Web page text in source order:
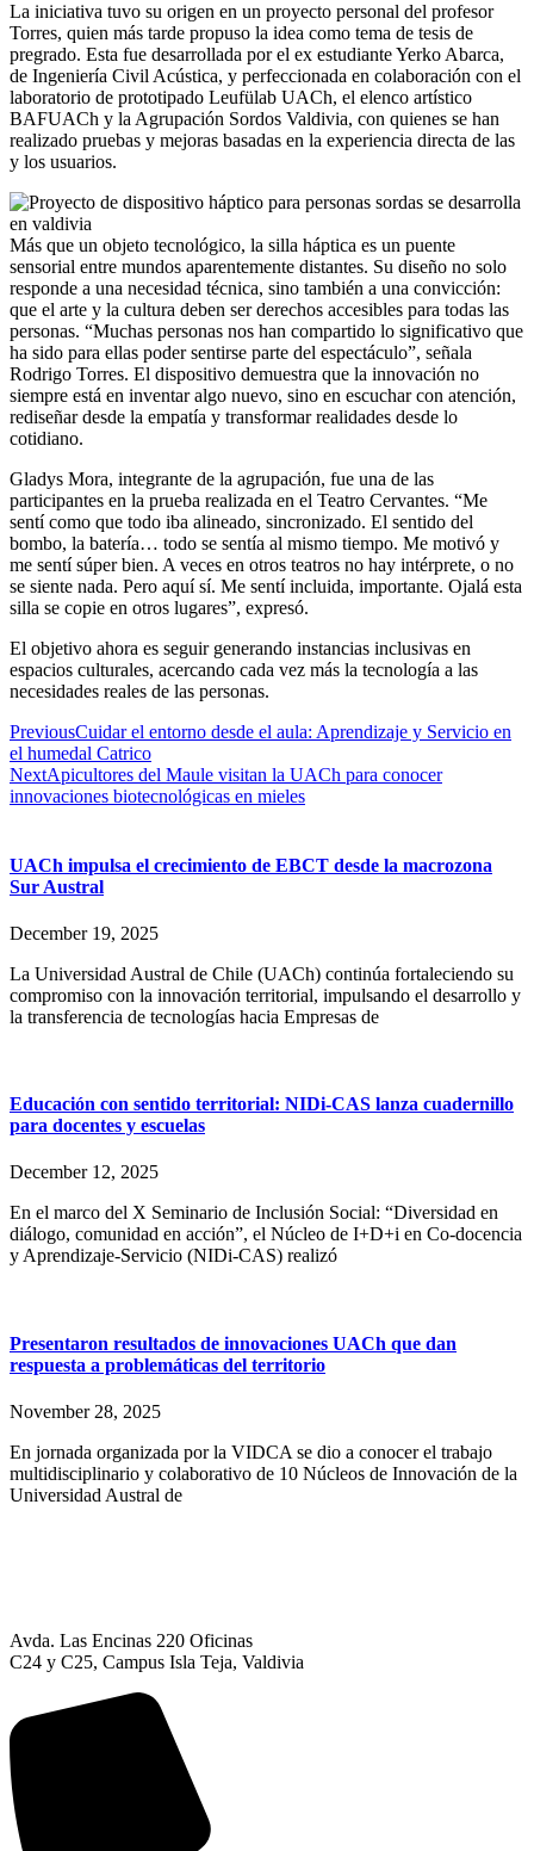
La iniciativa tuvo su origen en un proyecto personal del profesor
Torres, quien más tarde propuso la idea como tema de tesis de
pregrado. Esta fue desarrollada por el ex estudiante Yerko Abarca,
de Ingeniería Civil Acústica, y perfeccionada en colaboración con el
laboratorio de prototipado Leufülab UACh, el elenco artístico
BAFUACh y la Agrupación Sordos Valdivia, con quienes se han
realizado pruebas y mejoras basadas en la experiencia directa de las
y los usuarios.
Más que un objeto tecnológico, la silla háptica es un puente
sensorial entre mundos aparentemente distantes. Su diseño no solo
responde a una necesidad técnica, sino también a una convicción:
que el arte y la cultura deben ser derechos accesibles para todas las
personas. “Muchas personas nos han compartido lo significativo que
ha sido para ellas poder sentirse parte del espectáculo”, señala
Rodrigo Torres. El dispositivo demuestra que la innovación no
siempre está en inventar algo nuevo, sino en escuchar con atención,
rediseñar desde la empatía y transformar realidades desde lo
cotidiano.
Gladys Mora, integrante de la agrupación, fue una de las
participantes en la prueba realizada en el Teatro Cervantes. “Me
sentí como que todo iba alineado, sincronizado. El sentido del
bombo, la batería… todo se sentía al mismo tiempo. Me motivó y
me sentí súper bien. A veces en otros teatros no hay intérprete, o no
se siente nada. Pero aquí sí. Me sentí incluida, importante. Ojalá esta
silla se copie en otros lugares”, expresó.
El objetivo ahora es seguir generando instancias inclusivas en
espacios culturales, acercando cada vez más la tecnología a las
necesidades reales de las personas.
PreviousCuidar el entorno desde el aula: Aprendizaje y Servicio en
el humedal Catrico
NextApicultores del Maule visitan la UACh para conocer
innovaciones biotecnológicas en mieles
UACh impulsa el crecimiento de EBCT desde la macrozona
Sur Austral
December 19, 2025
La Universidad Austral de Chile (UACh) continúa fortaleciendo su
compromiso con la innovación territorial, impulsando el desarrollo y
la transferencia de tecnologías hacia Empresas de
Educación con sentido territorial: NIDi-CAS lanza cuadernillo
para docentes y escuelas
December 12, 2025
En el marco del X Seminario de Inclusión Social: “Diversidad en
diálogo, comunidad en acción”, el Núcleo de I+D+i en Co-docencia
y Aprendizaje-Servicio (NIDi-CAS) realizó
Presentaron resultados de innovaciones UACh que dan
respuesta a problemáticas del territorio
November 28, 2025
En jornada organizada por la VIDCA se dio a conocer el trabajo
multidisciplinario y colaborativo de 10 Núcleos de Innovación de la
Universidad Austral de
Avda. Las Encinas 220 Oficinas
C24 y C25, Campus Isla Teja, Valdivia